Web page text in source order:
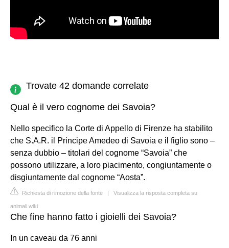
Trovate 42 domande correlate
Qual è il vero cognome dei Savoia?
Nello specifico la Corte di Appello di Firenze ha stabilito
che S.A.R. il Principe Amedeo di Savoia e il figlio sono –
senza dubbio – titolari del cognome “Savoia” che
possono utilizzare, a loro piacimento, congiuntamente o
disgiuntamente dal cognome “Aosta”.
Richiesta di rimozione della fonte | Visualizza la risposta completa su
animali.wiki
Che fine hanno fatto i gioielli dei Savoia?
In un caveau da 76 anni